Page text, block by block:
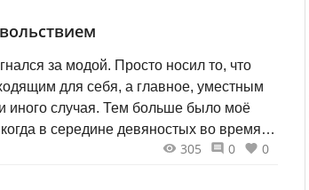
самое подходящее время, чтобы их
за модой. Просто носил то, что
для себя, а главное, уместным
иного случая. Тем больше было моё
в середине девяностых во время
газеты «Вечерняя Казань» меня
305 0 0